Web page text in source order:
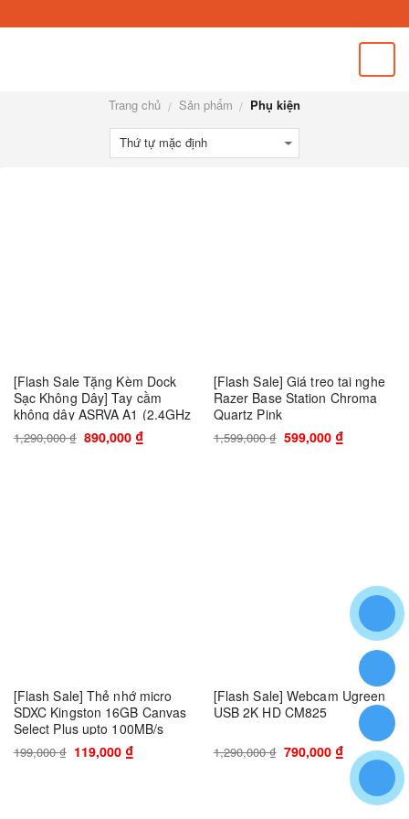
Trang chủ / Sản phẩm / Phụ kiện
[Flash Sale Tặng Kèm Dock
Sạc Không Dây] Tay cầm
không dây ASRVA A1 (2.4GHz
Wireless / TypeC)
1,290,000₫ 890,000₫
[Flash Sale] Giá treo tai nghe
Razer Base Station Chroma
Quartz Pink
1,599,000₫ 599,000₫
[Flash Sale] Thẻ nhớ micro
SDXC Kingston 16GB Canvas
Select Plus upto 100MB/s
199,000₫ 119,000 ₫
[Flash Sale] Webcam Ugreen
USB 2K HD CM825
1,290,000₫ 790,000₫